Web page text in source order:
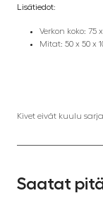
Lisätiedot:
Verkon koko: 75
Mitat: 50 x 50 x
Kivet eivät kuulu
Saatat